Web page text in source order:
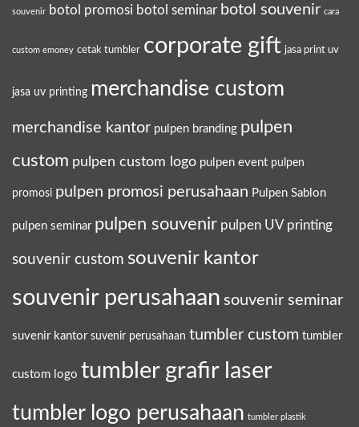
souvenir botol promosi botol seminar botol souvenir cara
custom emoney cetak tumbler corporate gift jasa print uv
jasa uv printing merchandise custom
merchandise kantor pulpen branding pulpen
custom pulpen custom logo pulpen event pulpen
promosi pulpen promosi perusahaan Pulpen Sablon
pulpen seminar pulpen souvenir pulpen UV printing
souvenir custom souvenir kantor
souvenir perusahaan souvenir seminar
suvenir kantor suvenir perusahaan tumbler custom tumbler
custom logo tumbler grafir laser
tumbler logo perusahaan tumbler plastik